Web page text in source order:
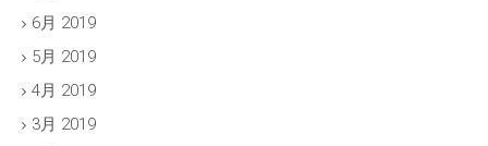
6月 2019
5月 2019
4月 2019
3月 2019